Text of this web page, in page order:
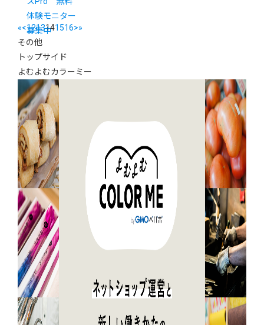
体験モニター
募集中
«<1213141516>»
その他
トップサイド
よむよむカラーミー